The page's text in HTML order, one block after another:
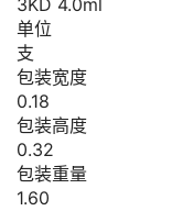
3KD 4.0ml
单位
支
包装宽度
0.18
包装高度
0.32
包装重量
1.60